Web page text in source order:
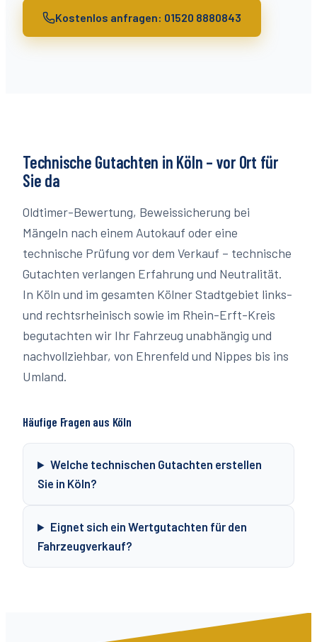
Kostenlos anfragen: 01520 8880843
Technische Gutachten in Köln – vor Ort für
Sie da
Oldtimer-Bewertung, Beweissicherung bei
Mängeln nach einem Autokauf oder eine
technische Prüfung vor dem Verkauf – technische
Gutachten verlangen Erfahrung und Neutralität.
In Köln und im gesamten Kölner Stadtgebiet links-
und rechtsrheinisch sowie im Rhein-Erft-Kreis
begutachten wir Ihr Fahrzeug unabhängig und
nachvollziehbar, von Ehrenfeld und Nippes bis ins
Umland.
Häufige Fragen aus Köln
Welche technischen Gutachten erstellen
Sie in Köln?
Eignet sich ein Wertgutachten für den
Fahrzeugverkauf?